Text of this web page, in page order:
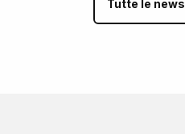
Tutte le news